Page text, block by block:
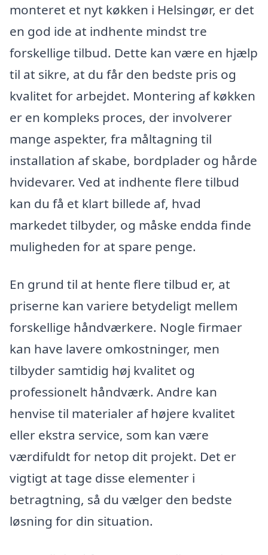
monteret et nyt køkken i Helsingør, er det
en god ide at indhente mindst tre
forskellige tilbud. Dette kan være en hjælp
til at sikre, at du får den bedste pris og
kvalitet for arbejdet. Montering af køkken
er en kompleks proces, der involverer
mange aspekter, fra måltagning til
installation af skabe, bordplader og hårde
hvidevarer. Ved at indhente flere tilbud
kan du få et klart billede af, hvad
markedet tilbyder, og måske endda finde
muligheden for at spare penge.
En grund til at hente flere tilbud er, at
priserne kan variere betydeligt mellem
forskellige håndværkere. Nogle firmaer
kan have lavere omkostninger, men
tilbyder samtidig høj kvalitet og
professionelt håndværk. Andre kan
henvise til materialer af højere kvalitet
eller ekstra service, som kan være
værdifuldt for netop dit projekt. Det er
vigtigt at tage disse elementer i
betragtning, så du vælger den bedste
løsning for din situation.